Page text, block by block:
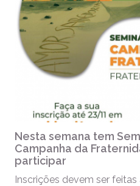
Nesta semana tem
Campanha da
participar
Inscrições devem ser